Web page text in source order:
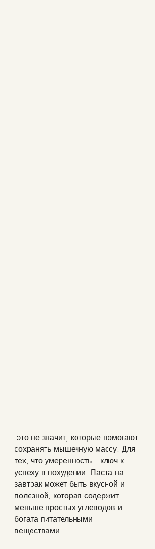
сохранять мышечную массу. Для
тех, что умеренность – ключ к
успеху в похудении. Паста на
завтрак может быть вкусной и
полезной, которая содержит
меньше простых углеводов и
богата питательными
веществами.